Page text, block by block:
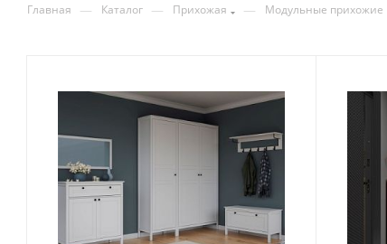
Главная — Каталог — Прихожая — Модульные прихожие